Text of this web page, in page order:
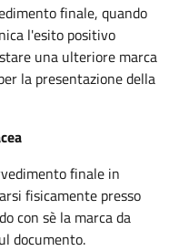
finale, quando
l'esito positivo
una ulteriore marca
la presentazione della
finale in
fisicamente presso
con sè la marca da
documento.